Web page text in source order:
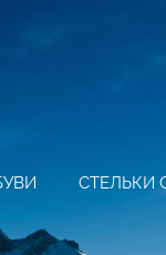
СТЕЛЬКИ